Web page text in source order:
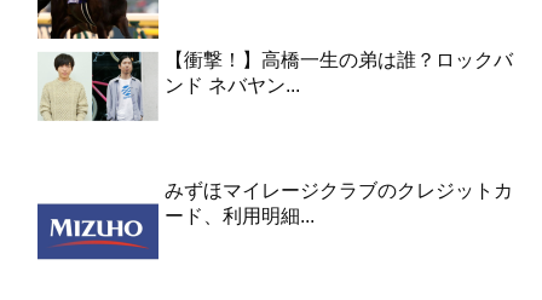
【衝撃！】高橋一生の弟は誰？ロックバ
ンド ネバヤン...
みずほマイレージクラブのクレジットカ
ード、利用明細...